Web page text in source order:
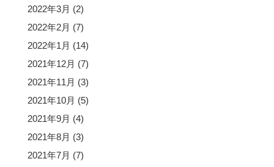
2022年3月 (2)
2022年2月 (7)
2022年1月 (14)
2021年12月 (7)
2021年11月 (3)
2021年10月 (5)
2021年9月 (4)
2021年8月 (3)
2021年7月 (7)